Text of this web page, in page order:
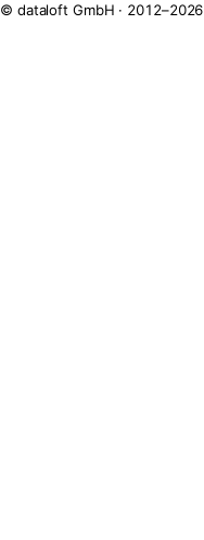
© dataloft GmbH · 2012–2026